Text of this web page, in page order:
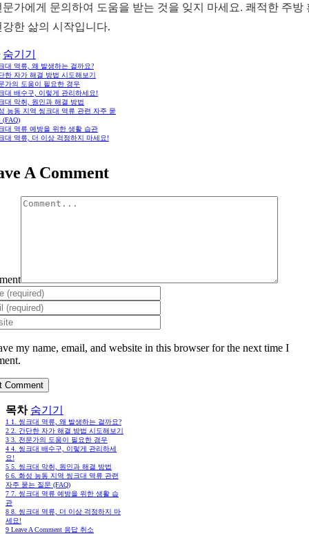
문가에게 문의하여 도움을 받는 것을 잊지 마세요. 쾌적한 주방
강한 삶의 시작입니다.
숨기기
대 역류, 왜 발생하는 걸까요?
한 자가 해결 방법 시도해보기
가의 도움이 필요한 경우
대 배수구, 이렇게 관리하세요!
대 악취, 원인과 해결 방법
능동 지역 씽크대 역류 관련 자주 묻
(FAQ)
대 역류 예방을 위한 생활 습관
대 역류, 더 이상 걱정하지 마세요!
A Comment
my name, email, and website in this browser for the next time I
목차 숨기기
1 1. 씽크대 역류, 왜 발생하는 걸까요?
2 2. 간단한 자가 해결 방법 시도해보기
3 3. 전문가의 도움이 필요한 경우
4 4. 씽크대 배수구, 이렇게 관리하세
요!
5 5. 씽크대 악취, 원인과 해결 방법
6 6. 화성 능동 지역 씽크대 역류 관련
자주 묻는 질문 (FAQ)
7 7. 씽크대 역류 예방을 위한 생활 습
관
8 8. 씽크대 역류, 더 이상 걱정하지 마
세요!
9 Leave A Comment 응답 취소